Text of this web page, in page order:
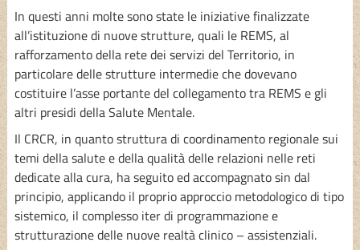
In questi anni molte sono state le iniziative finalizzate
all’istituzione di nuove strutture, quali le REMS, al
rafforzamento della rete dei servizi del Territorio, in
particolare delle strutture intermedie che dovevano
costituire l’asse portante del collegamento tra REMS e gli
altri presidi della Salute Mentale.
Il CRCR, in quanto struttura di coordinamento regionale sui
temi della salute e della qualità delle relazioni nelle reti
dedicate alla cura, ha seguito ed accompagnato sin dal
principio, applicando il proprio approccio metodologico di tipo
sistemico, il complesso iter di programmazione e
strutturazione delle nuove realtà clinico – assistenziali.